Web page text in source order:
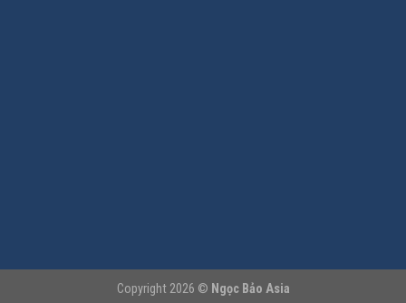
Copyright 2026 © Ngọc Bảo Asia